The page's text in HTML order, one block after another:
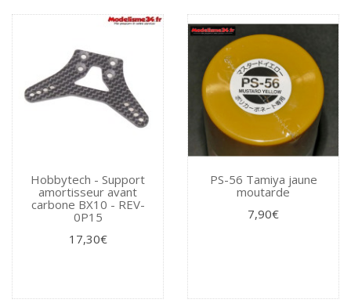
Hobbytech - Support
amortisseur avant
carbone BX10 - REV-
0P15
17,30€
PS-56 Tamiya jaune
moutarde
7,90€